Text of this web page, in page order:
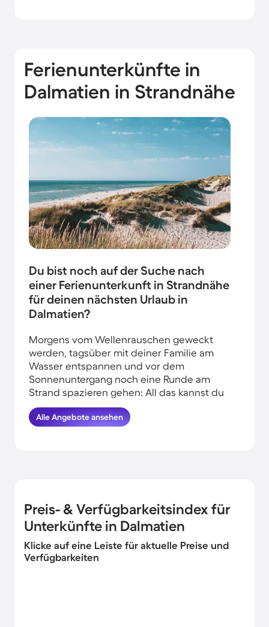
Ferienunterkünfte in
Dalmatien in Strandnähe
Du bist noch auf der Suche nach
einer Ferienunterkunft in Strandnähe
für deinen nächsten Urlaub in
Dalmatien?
Morgens vom Wellenrauschen geweckt
werden, tagsüber mit deiner Familie am
Wasser entspannen und vor dem
Sonnenuntergang noch eine Runde am
Strand spazieren gehen: All das kannst du
erleben, wenn du deinen Urlaub in
Strandnähe in Dalmatien verbringst.
Alle Angebote ansehen
Preis- & Verfügbarkeitsindex für
Unterkünfte in Dalmatien
Klicke auf eine Leiste für aktuelle Preise und
Verfügbarkeiten